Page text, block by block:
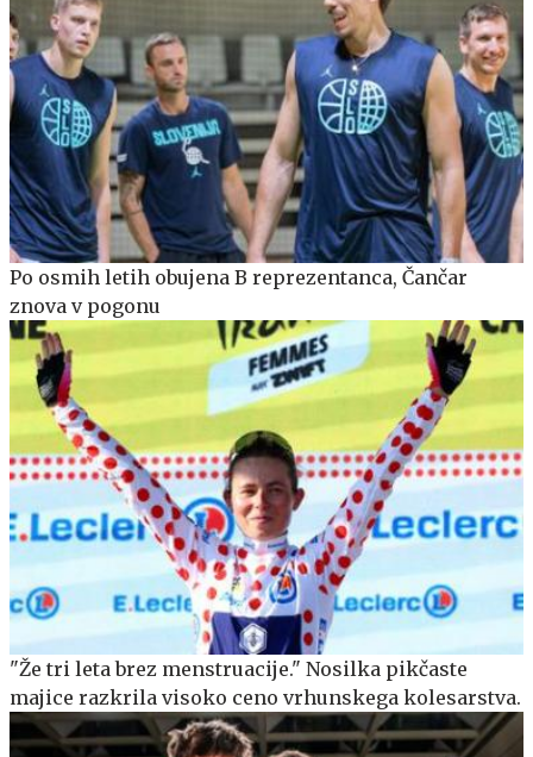
Po osmih letih obujena B reprezentanca, Čančar
znova v pogonu
"Že tri leta brez menstruacije." Nosilka pikčaste
majice razkrila visoko ceno vrhunskega kolesarstva.